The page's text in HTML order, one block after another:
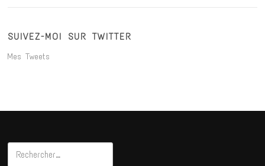
SUIVEZ-MOI SUR TWITTER
Mes Tweets
Rechercher :